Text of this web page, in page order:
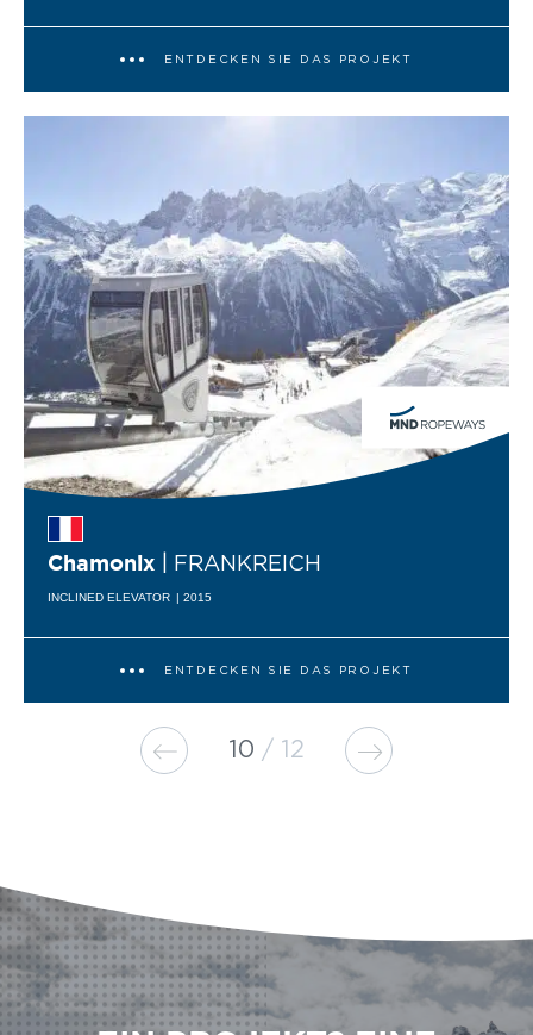
ENTDECKEN SIE DAS PROJEKT
Chamonix | FRANKREICH
INCLINED ELEVATOR | 2015
ENTDECKEN SIE DAS PROJEKT
10 12